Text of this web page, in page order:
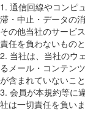
1. 通信回線やコンピ
滞・中止・データの
その他当社のサービ
責任を負わないものと
2. 当社は、当社のウ
るメール・コンテン
が含まれていないこ
3. 会員が本規約等に
社は一切責任を負いま